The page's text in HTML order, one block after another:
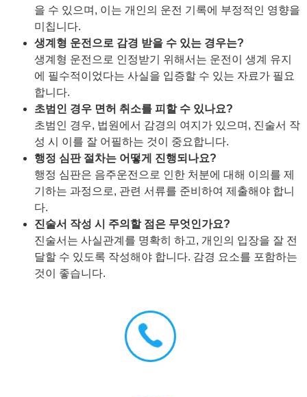
을 수 있으며, 이는 개인의 운전 기록에 부정적인 영향을
미칩니다.
생계형 운전으로 감경 받을 수 있는 경우는?
생계형 운전으로 인정받기 위해서는 운전이 생계 유지
에 필수적이었다는 사실을 입증할 수 있는 자료가 필요
합니다.
초범인 경우 면허 취소를 피할 수 있나요?
초범인 경우, 법원에서 감경의 여지가 있으며, 진술서 작
성 시 이를 잘 어필하는 것이 중요합니다.
행정 심판 절차는 어떻게 진행되나요?
행정 심판은 음주운전으로 인한 처분에 대해 이의를 제
기하는 과정으로, 관련 서류를 준비하여 제출해야 합니
다.
진술서 작성 시 주의할 점은 무엇인가요?
진술서는 사실관계를 명확히 하고, 개인의 입장을 잘 전
달할 수 있도록 작성해야 합니다. 감경 요소를 포함하는
것이 좋습니다.